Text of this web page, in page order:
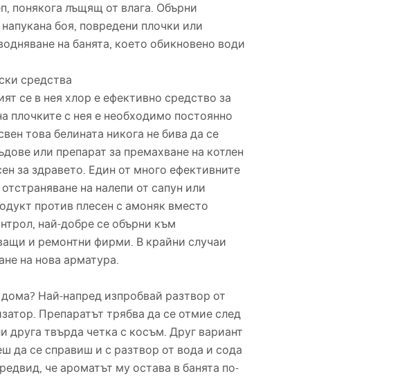
понякога лъщящ от влага. Обърни
боя, повредени плочки или
на банята, което обикновено води
средства
се в нея хлор е ефективно средство за
плочките с нея е необходимо постоянно
това белината никога не бива да се
или препарат за премахване на котлен
за здравето. Един от много ефективните
на налепи от сапун или
против плесен с амоняк вместо
най-добре се обърни към
и ремонтни фирми. В крайни случаи
на нова арматура.
Най-напред изпробвай разтвор от
Препаратът трябва да се отмие след
друга твърда четка с косъм. Друг вариант
да се справиш и с разтвор от вода и сода
че ароматът му остава в банята по-